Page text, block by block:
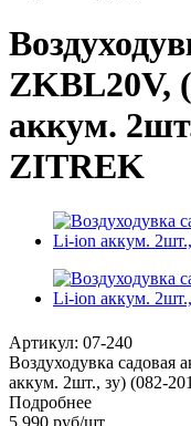
ZKBL20V,
аккум.
ZITREK
Артикул: 07-240
Воздуходувка
аккум. 2шт., зу) (082-
Подробнее
5 990 руб/шт